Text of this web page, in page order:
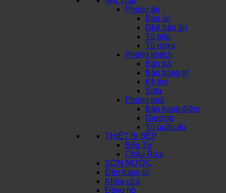
Phòng ăn
Bàn ăn
Ghế bàn ăn
Tủ bếp
Tủ rượu
Phòng khách
Bàn trà
Bàn trang trí
Kệ tivi
Sofa
Phòng ngủ
Bàn trang điểm
Giường
Tủ quần áo
THIẾT BỊ BẾP
Bếp Từ
Chậu Rửa
SƠN NƯỚC
Đèn trang trí
Khóa cửa
Đồng hồ